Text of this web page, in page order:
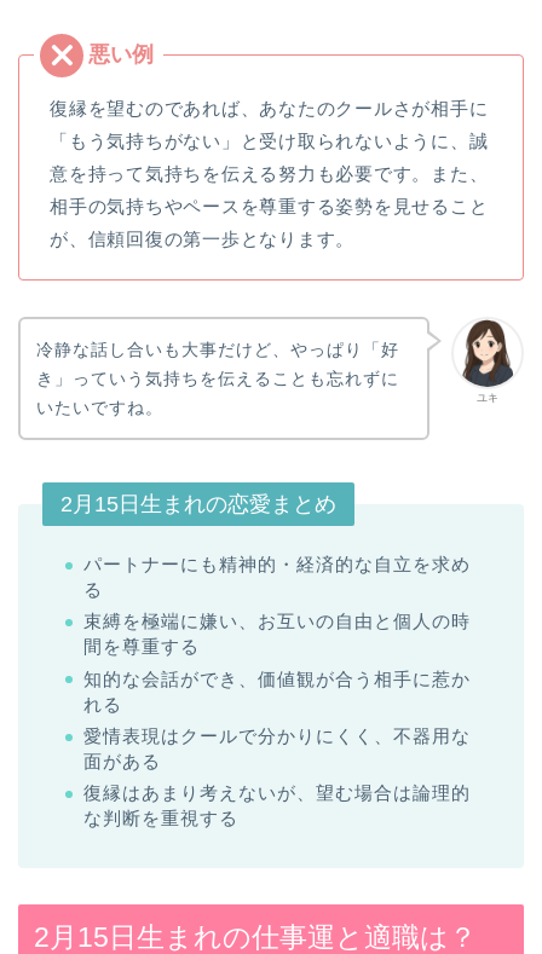
復縁を望むのであれば、あなたのクールさが相手に
「もう気持ちがない」と受け取られないように、誠
意を持って気持ちを伝える努力も必要です。また、
相手の気持ちやペースを尊重する姿勢を見せること
が、信頼回復の第一歩となります。
ユキ
冷静な話し合いも大事だけど、やっぱり「好
き」っていう気持ちを伝えることも忘れずに
いたいですね。
2月15日生まれの恋愛まとめ
パートナーにも精神的・経済的な自立を求め
る
束縛を極端に嫌い、お互いの自由と個人の時
間を尊重する
知的な会話ができ、価値観が合う相手に惹か
れる
愛情表現はクールで分かりにくく、不器用な
面がある
復縁はあまり考えないが、望む場合は論理的
な判断を重視する
2月15日生まれの仕事運と適職は？